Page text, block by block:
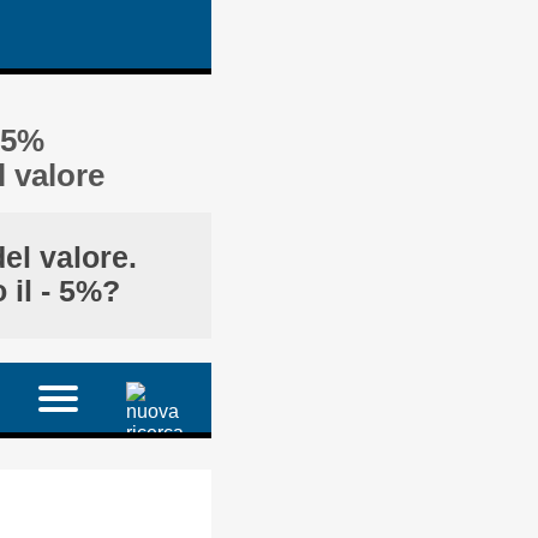
valore
valore.
il - 5%?